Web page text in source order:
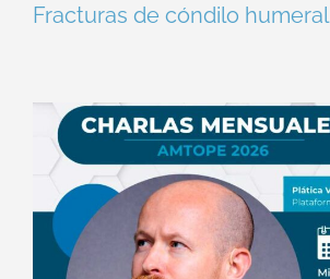
Fracturas de cóndilo humeral